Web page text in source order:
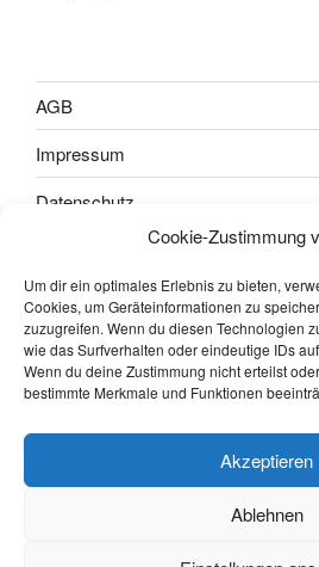
Cookie-Zustimmung
Um dir ein optimales Erlebnis zu bieten,
Cookies, um Geräteinformationen zu
zuzugreifen. Wenn du diesen Technologien
wie das Surfverhalten oder eindeutige IDs
Wenn du deine Zustimmung nicht erteilst
bestimmte Merkmale und Funktionen
Akzeptieren
Ablehnen
AGB
Impressum
Datenschutz
Widerrufsbelehrung und
Cookie-Richtlinie (EU)